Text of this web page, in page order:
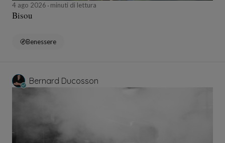
4 ago 2026 minuti di lettura
Bisou
Benessere
Bernard Ducosson